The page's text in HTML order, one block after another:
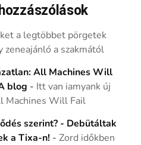
a legtöbbet pörgetek
zeneajánló a szakmától
All Machines Will
blog - Itt van iamyank új
Machines Will Fail
szerint? - Debütáltak
a Tixa-n! -Zord időkben